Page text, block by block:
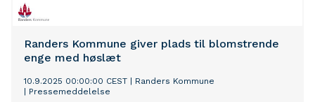
Randers Kommune giver plads til blomstrende
enge med høslæt
10.9.2025 00:00:00 CEST
Randers Kommune
Pressemeddelelse